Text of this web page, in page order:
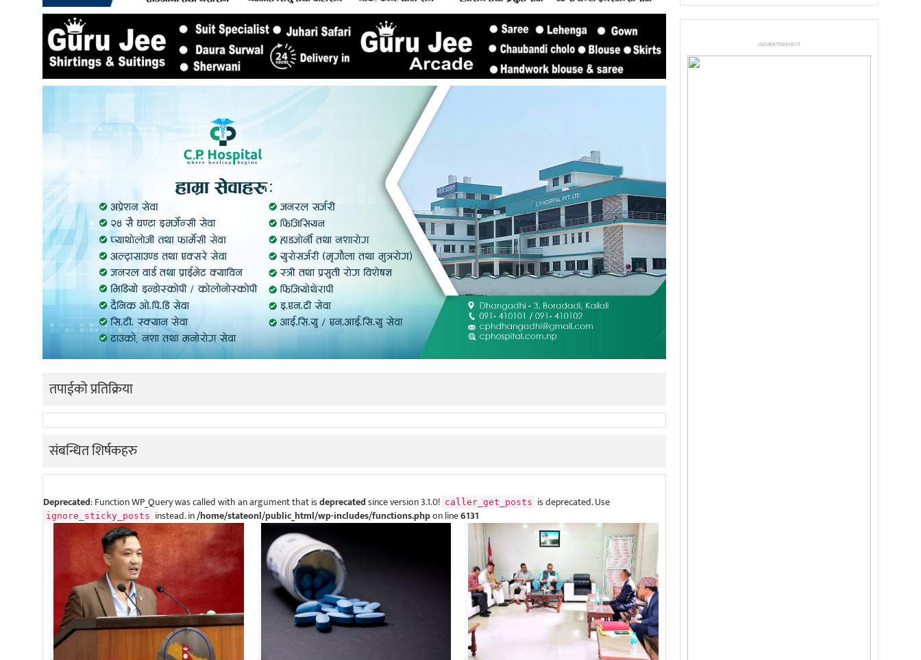
तपाईको प्रतिक्रिया
संबन्धित शिर्षकहरु
Deprecated: Function WP_Query was called with an argument that isdeprecatedsince version 3.1.0! caller_get_posts is deprecated. Use
ignore_sticky_posts instead. in/home/stateonl/public_html/wp-includes/functions.phpon line6131
ADVERTISEMENT